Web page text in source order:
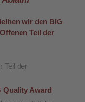
wir den BIG
Teil der
Teil der
Quality Award